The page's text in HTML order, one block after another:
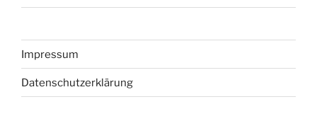
Impressum
Datenschutzerklärung